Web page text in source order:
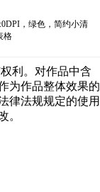
，绿色，简约小清
格
利。对作品中含
为作品整体效果的
律法规规定的使用
。